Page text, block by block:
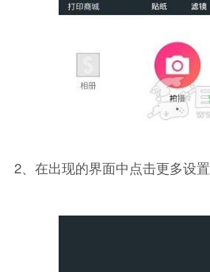
2、在出现的界面中点击更多设置